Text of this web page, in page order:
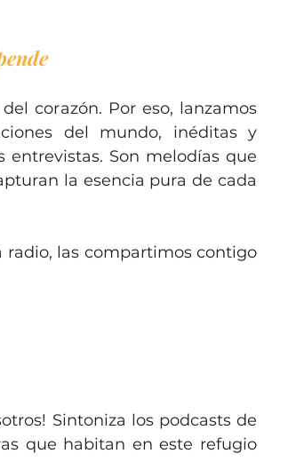
corazón. Por eso, lanzamos
del mundo, inéditas y
entrevistas. Son melodías que
la esencia pura de cada
radio, las compartimos contigo
Sintoniza los podcasts de
que habitan en este refugio